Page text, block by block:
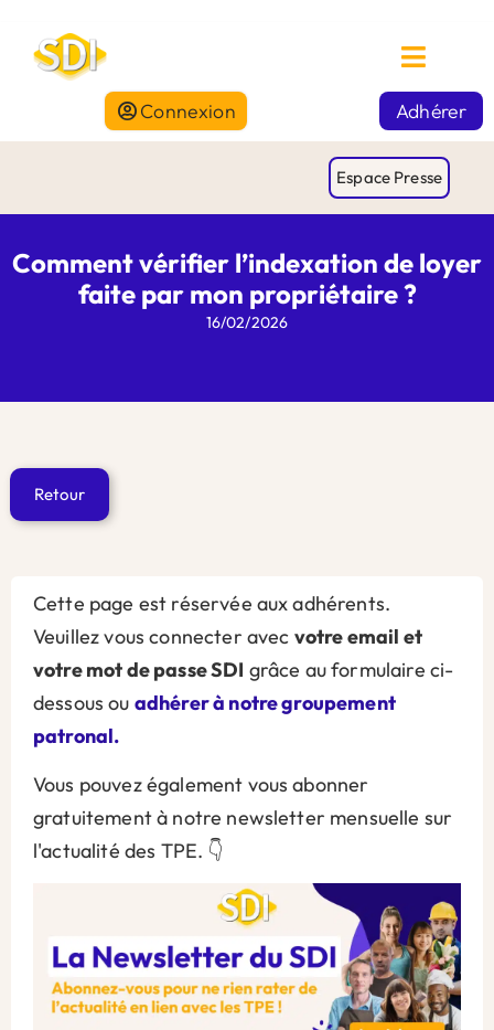
Connexion Adhérer
Espace Presse
Comment vérifier l’indexation de loyer
faite par mon propriétaire ?
16/02/2026
Cette page est réservée aux adhérents.
Veuillez vous connecter avec votre email et
votre mot de passe SDI grâce au formulaire ci-
dessous ou adhérer à notre groupement
patronal.
Vous pouvez également vous abonner
gratuitement à notre newsletter mensuelle sur
l'actualité des TPE. 👇